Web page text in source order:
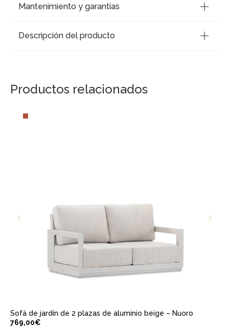
Mantenimiento y garantías
Descripción del producto
Productos relacionados
Sofá de jardín de 2 plazas de aluminio beige – Nuoro
769,00€